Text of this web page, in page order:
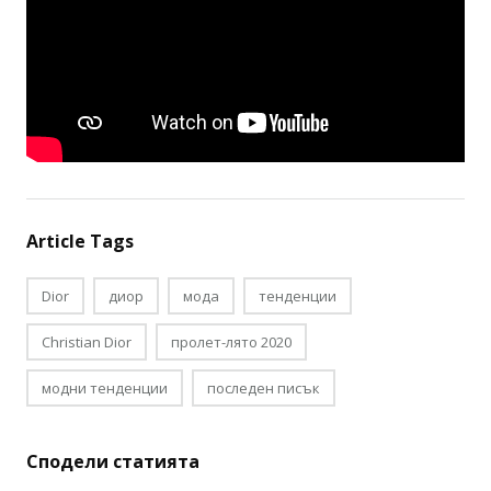
Article Tags
Dior диор мода тенденции
Christian Dior пролет-лято 2020
модни тенденции последен писък
Сподели статията